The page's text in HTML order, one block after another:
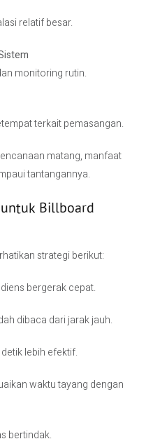
relatif besar.
monitoring rutin.
terkait pemasangan.
matang, manfaat
tantangannya.
Billboard
strategi berikut:
bergerak cepat.
dibaca dari jarak jauh.
lebih efektif.
waktu tayang dengan
bertindak.